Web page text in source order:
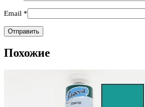
Email *
Похожие